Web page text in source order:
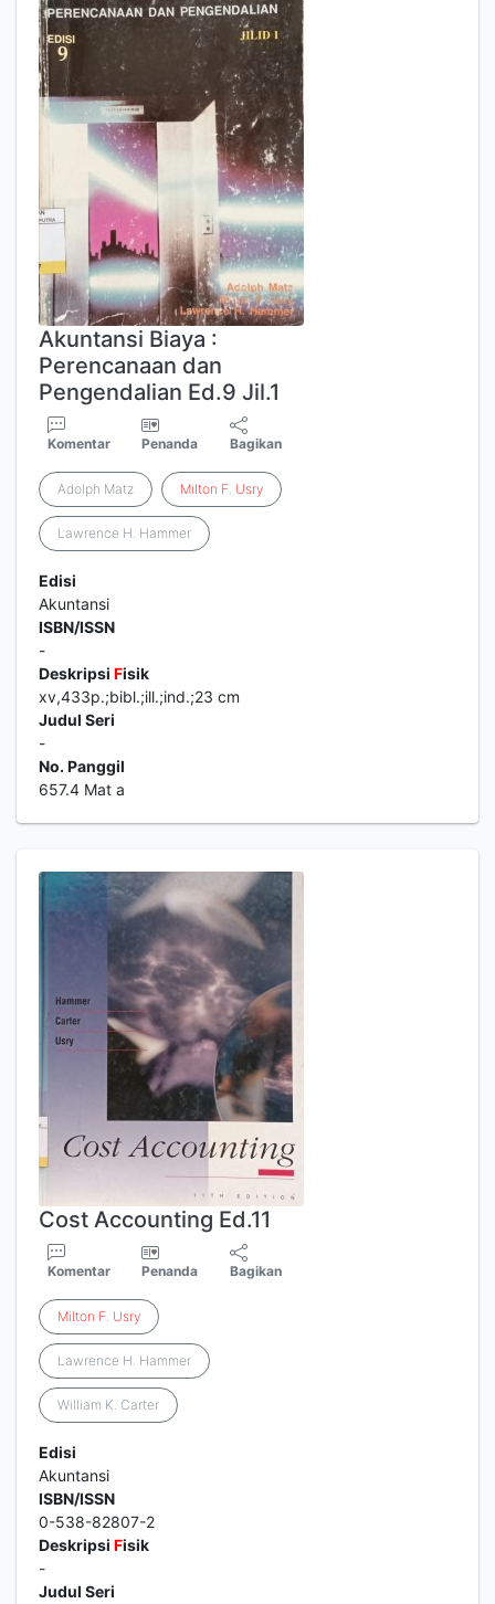
Akuntansi Biaya :
Perencanaan dan
Pengendalian Ed.9 Jil.1
Komentar Penanda Bagikan
Adolph Matz Milton F. Usry
Lawrence H. Hammer
Edisi
Akuntansi
ISBN/ISSN
-
Deskripsi Fisik
xv,433p.;bibl.;ill.;ind.;23 cm
Judul Seri
-
No. Panggil
657.4 Mat a
Cost Accounting Ed.11
Komentar Penanda Bagikan
Milton F. Usry
Lawrence H. Hammer
William K. Carter
Edisi
Akuntansi
ISBN/ISSN
0-538-82807-2
Deskripsi Fisik
-
Judul Seri